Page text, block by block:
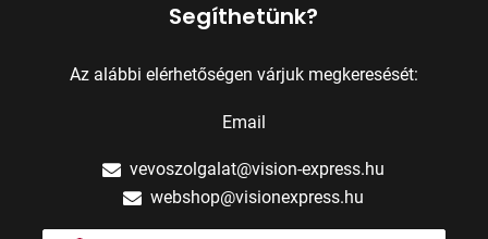
Segíthetünk?
Az alábbi elérhetőségen várjuk megkeresését:
Email
vevoszolgalat@vision-express.hu
webshop@visionexpress.hu